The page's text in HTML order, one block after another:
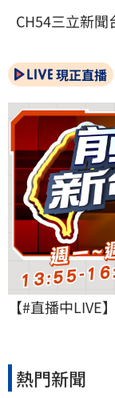
CH54三立新聞
現正直播
【#直播中LIVE
熱門新聞